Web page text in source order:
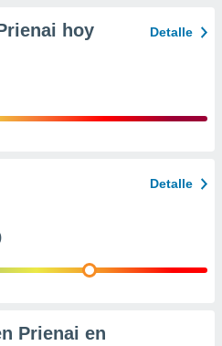
hoy Detalle
Detalle
Prienai en